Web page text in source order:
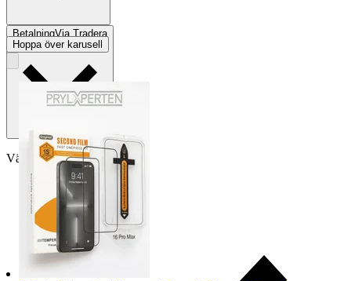
BetalningVia Tradera
Välj till köparskydd
Hoppa över karusell